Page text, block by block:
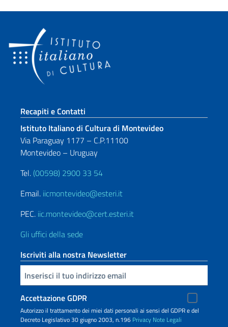
Sezione footer
Recapiti e Contatti
Istituto Italiano di Cultura di Montevideo
Via Paraguay 1177 – C.P.11100
Montevideo – Uruguay
Tel. (00598) 2900 33 54
Email. iicmontevideo@esteri.it
PEC. iic.montevideo@cert.esteri.it
Gli uffici della sede
Iscriviti alla nostra Newsletter
Inserisci la tua email
Accettazione GDPR
Autorizzo il trattamento dei miei dati personali ai sensi del GDPR e del
Decreto Legislativo 30 giugno 2003, n.196 Privacy Note Legali